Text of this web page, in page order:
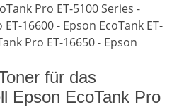
Pro ET-5100 Series -
16600 - Epson EcoTank ET-
Pro ET-16650 - Epson
für das
Epson EcoTank Pro